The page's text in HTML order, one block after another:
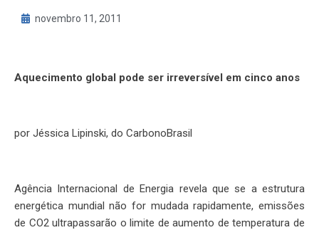
novembro 11, 2011
Aquecimento global pode ser irreversível em cinco anos
por Jéssica Lipinski, do CarbonoBrasil
Agência Internacional de Energia revela que se a estrutura
energética mundial não for mudada rapidamente, emissões
de CO2 ultrapassarão o limite de aumento de temperatura de